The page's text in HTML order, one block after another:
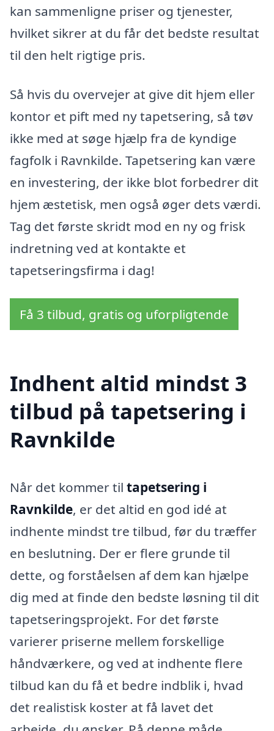
kan sammenligne priser og tjenester,
hvilket sikrer at du får det bedste resultat
til den helt rigtige pris.
Så hvis du overvejer at give dit hjem eller
kontor et pift med ny tapetsering, så tøv
ikke med at søge hjælp fra de kyndige
fagfolk i Ravnkilde. Tapetsering kan være
en investering, der ikke blot forbedrer dit
hjem æstetisk, men også øger dets værdi.
Tag det første skridt mod en ny og frisk
indretning ved at kontakte et
tapetseringsfirma i dag!
Få 3 tilbud, gratis og uforpligtende
Indhent altid mindst 3
tilbud på tapetsering i
Ravnkilde
Når det kommer til tapetsering i
Ravnkilde, er det altid en god idé at
indhente mindst tre tilbud, før du træffer
en beslutning. Der er flere grunde til
dette, og forståelsen af dem kan hjælpe
dig med at finde den bedste løsning til dit
tapetseringsprojekt. For det første
varierer priserne mellem forskellige
håndværkere, og ved at indhente flere
tilbud kan du få et bedre indblik i, hvad
det realistisk koster at få lavet det